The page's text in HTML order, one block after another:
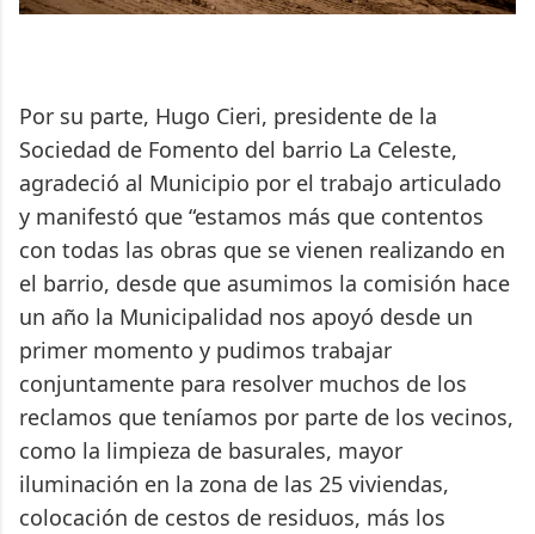
Por su parte, Hugo Cieri, presidente de la
Sociedad de Fomento del barrio La Celeste,
agradeció al Municipio por el trabajo articulado
y manifestó que “estamos más que contentos
con todas las obras que se vienen realizando en
el barrio, desde que asumimos la comisión hace
un año la Municipalidad nos apoyó desde un
primer momento y pudimos trabajar
conjuntamente para resolver muchos de los
reclamos que teníamos por parte de los vecinos,
como la limpieza de basurales, mayor
iluminación en la zona de las 25 viviendas,
colocación de cestos de residuos, más los